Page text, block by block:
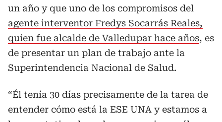
un año y que uno de los compromisos del
agente interventor Fredys Socarrás Reales,
quien fue alcalde de Valledupar hace años, es
de presentar un plan de trabajo ante la
Superintendencia Nacional de Salud.
“Él tenía 30 días precisamente de la tarea de
entender cómo está la ESE UNA y estamos a